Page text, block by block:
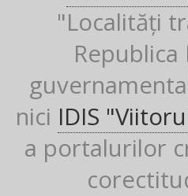
"Localități
nici IDIS
a portalurilor